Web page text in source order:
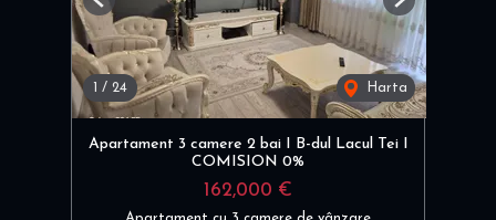
1 / 24 Harta
Previous Next
Apartament 3 camere 2 bai I B-dul Lacul Tei I
COMISION 0%
162,000 €